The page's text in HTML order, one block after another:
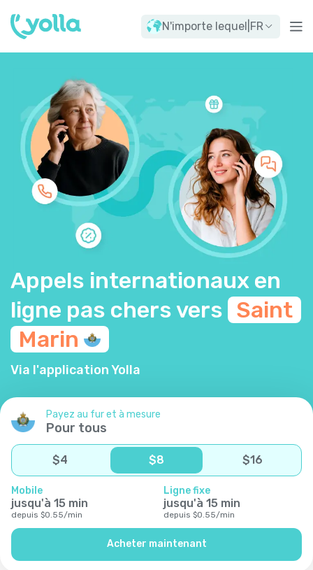
N'importe lequel FR
Appels internationaux en
ligne pas chers vers Saint
Marin
Via l'application Yolla
Payez au fur et à mesure
Pour tous
$4 $8 $16
Mobile
jusqu'à 15 min
depuis $0.55/min
Ligne fixe
jusqu'à 15 min
depuis $0.55/min
Acheter maintenant